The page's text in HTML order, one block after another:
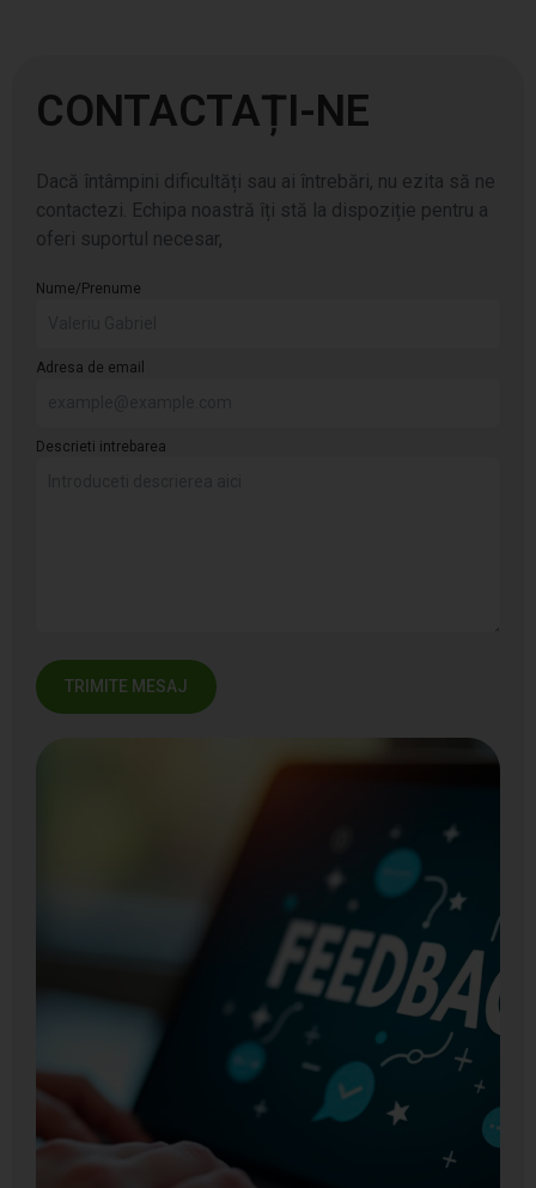
CONTACTAȚI-NE
Dacă întâmpini dificultăți sau ai întrebări, nu ezita să ne
contactezi. Echipa noastră îți stă la dispoziție pentru a
oferi suportul necesar,
Nume/Prenume
Adresa de email
Descrieti intrebarea